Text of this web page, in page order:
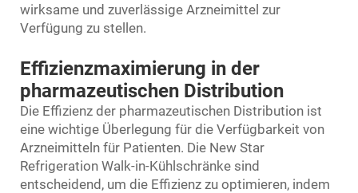
wirksame und zuverlässige Arzneimittel zur
Verfügung zu stellen.
Effizienzmaximierung in der
pharmazeutischen Distribution
Die Effizienz der pharmazeutischen Distribution ist
eine wichtige Überlegung für die Verfügbarkeit von
Arzneimitteln für Patienten. Die New Star
Refrigeration Walk-in-Kühlschränke sind
entscheidend, um die Effizienz zu optimieren, indem